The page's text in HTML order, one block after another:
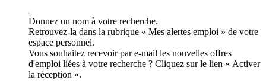
Donnez un nom à votre recherche.
Retrouvez-la dans la rubrique « Mes alertes emploi » de votre
espace personnel.
Vous souhaitez recevoir par e-mail les nouvelles offres
d'emploi liées à votre recherche ? Cliquez sur le lien « Activer
la réception ».